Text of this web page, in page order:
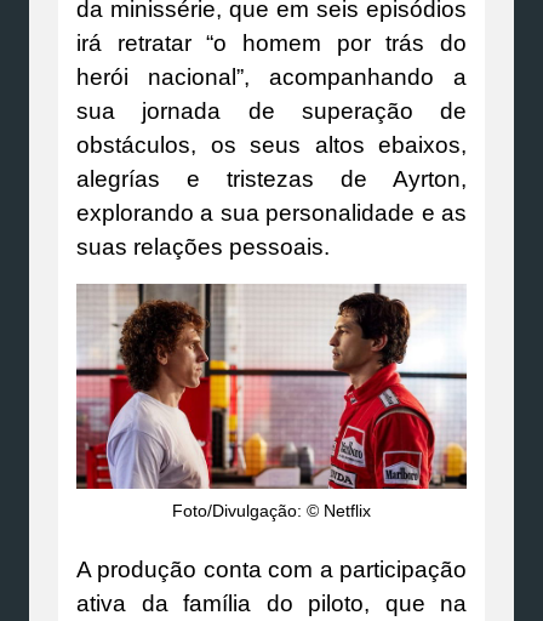
da minissérie, que em seis episódios
irá retratar “o homem por trás do
herói nacional”, acompanhando a
sua jornada de superação de
obstáculos, os seus altos ebaixos,
alegrías e tristezas de Ayrton,
explorando a sua personalidade e as
suas relações pessoais.
Foto/Divulgação: © Netflix
A produção conta com a participação
ativa da família do piloto, que na